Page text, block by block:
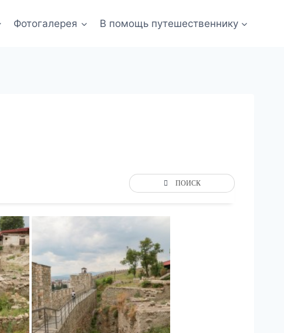
Фотогалерея В помощь путешественнику
ПОИСК